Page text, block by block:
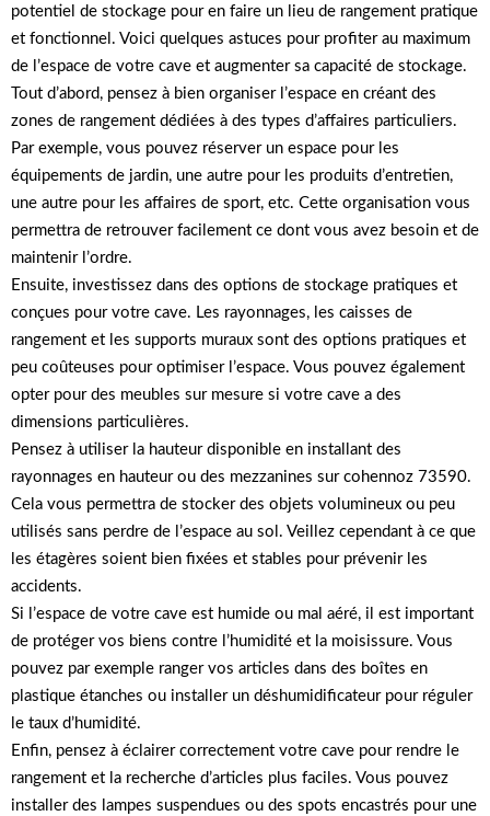
potentiel de stockage pour en faire un lieu de rangement pratique
et fonctionnel. Voici quelques astuces pour profiter au maximum
de l’espace de votre cave et augmenter sa capacité de stockage.
Tout d’abord, pensez à bien organiser l’espace en créant des
zones de rangement dédiées à des types d’affaires particuliers.
Par exemple, vous pouvez réserver un espace pour les
équipements de jardin, une autre pour les produits d’entretien,
une autre pour les affaires de sport, etc. Cette organisation vous
permettra de retrouver facilement ce dont vous avez besoin et de
maintenir l’ordre.
Ensuite, investissez dans des options de stockage pratiques et
conçues pour votre cave. Les rayonnages, les caisses de
rangement et les supports muraux sont des options pratiques et
peu coûteuses pour optimiser l’espace. Vous pouvez également
opter pour des meubles sur mesure si votre cave a des
dimensions particulières.
Pensez à utiliser la hauteur disponible en installant des
rayonnages en hauteur ou des mezzanines sur cohennoz 73590.
Cela vous permettra de stocker des objets volumineux ou peu
utilisés sans perdre de l’espace au sol. Veillez cependant à ce que
les étagères soient bien fixées et stables pour prévenir les
accidents.
Si l’espace de votre cave est humide ou mal aéré, il est important
de protéger vos biens contre l’humidité et la moisissure. Vous
pouvez par exemple ranger vos articles dans des boîtes en
plastique étanches ou installer un déshumidificateur pour réguler
le taux d’humidité.
Enfin, pensez à éclairer correctement votre cave pour rendre le
rangement et la recherche d’articles plus faciles. Vous pouvez
installer des lampes suspendues ou des spots encastrés pour une